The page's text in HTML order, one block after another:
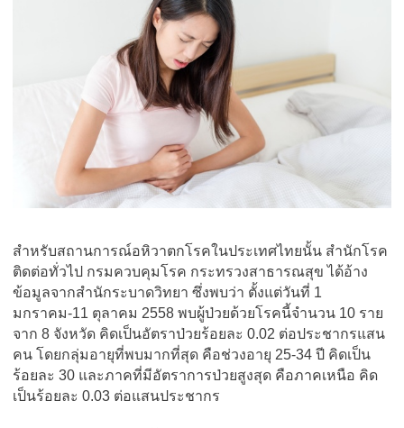
สำหรับสถานการณ์อหิวาตกโรคในประเทศไทยนั้น สำนักโรค
ติดต่อทั่วไป กรมควบคุมโรค กระทรวงสาธารณสุข ได้อ้าง
ข้อมูลจากสำนักระบาดวิทยา ซึ่งพบว่า ตั้งแต่วันที่ 1
มกราคม-11 ตุลาคม 2558 พบผู้ป่วยด้วยโรคนี้จำนวน 10 ราย
จาก 8 จังหวัด คิดเป็นอัตราป่วยร้อยละ 0.02 ต่อประชากรแสน
คน โดยกลุ่มอายุที่พบมากที่สุด คือช่วงอายุ 25-34 ปี คิดเป็น
ร้อยละ 30 และภาคที่มีอัตราการป่วยสูงสุด คือภาคเหนือ คิด
เป็นร้อยละ 0.03 ต่อแสนประชากร